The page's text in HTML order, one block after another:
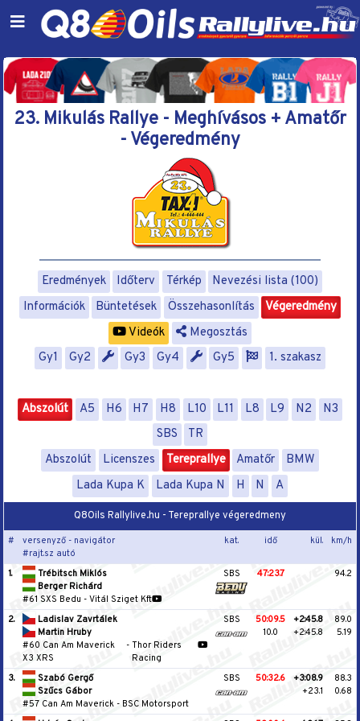
23. Mikulás Rallye - Meghívásos + Amatőr
- Végeredmény
Eredmények Időterv Térkép
Nevezési lista (100)
Információk
Büntetések Összehasonlítás
Végeredmény
Videók
Megosztás
Gy1
Gy2 Gy3 Gy4 Gy5 1. szakasz
Abszolút A5 H6 H7 H8 L10 L11 L8 L9 N2
N3
SBS
TR
Abszolút
Licenszes Tereprallye Amatőr
BMW
Lada Kupa K
Lada Kupa N H N A
Q8Oils Rallylive.hu - Tereprallye végeredmeny
#
versenyző - navigátor
#rajt.sz autó
kat. idő kül. km/h
1.
Trébitsch Miklós
Berger Richárd
#61 SXS Bedu - Vitál Sziget Kft
SBS 47:23.7 94.2
2.
Ladislav Zavrtálek
Martin Hruby
#60 Can Am Maverick
X3 XRS
-Thor Riders
Racing
SBS
50:09.5
10.0
+2:45.8
+2:45.8
89.0
5.19
3.
Szabó Gergő
Szűcs Gábor
#57 Can Am Maverick- BSC Motorsport
SBS 50:32.6
+3:08.9
+23.1
88.3
0.68